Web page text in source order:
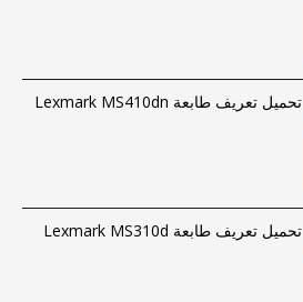
تحميل تعريف طابعة Lexmark MS410dn
تحميل تعريف طابعة Lexmark MS310d